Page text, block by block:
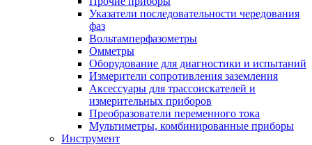
Указатели последовательности чередования
фаз
Вольтамперфазометры
Омметры
Оборудование для диагностики и испытаний
Измерители сопротивления заземления
Аксессуары для трассоискателей и
измерительных приборов
Преобразователи переменного тока
Мультиметры, комбинированные приборы
Инструмент